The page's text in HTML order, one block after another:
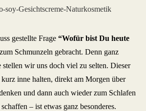
gestellte Frage “Wofür bist Du heute
Schmunzeln gebracht. Denn ganz
stellen wir uns doch viel zu selten. Dieser
inne halten, direkt am Morgen über
und dann auch wieder zum Schlafen
– ist etwas ganz besonderes.